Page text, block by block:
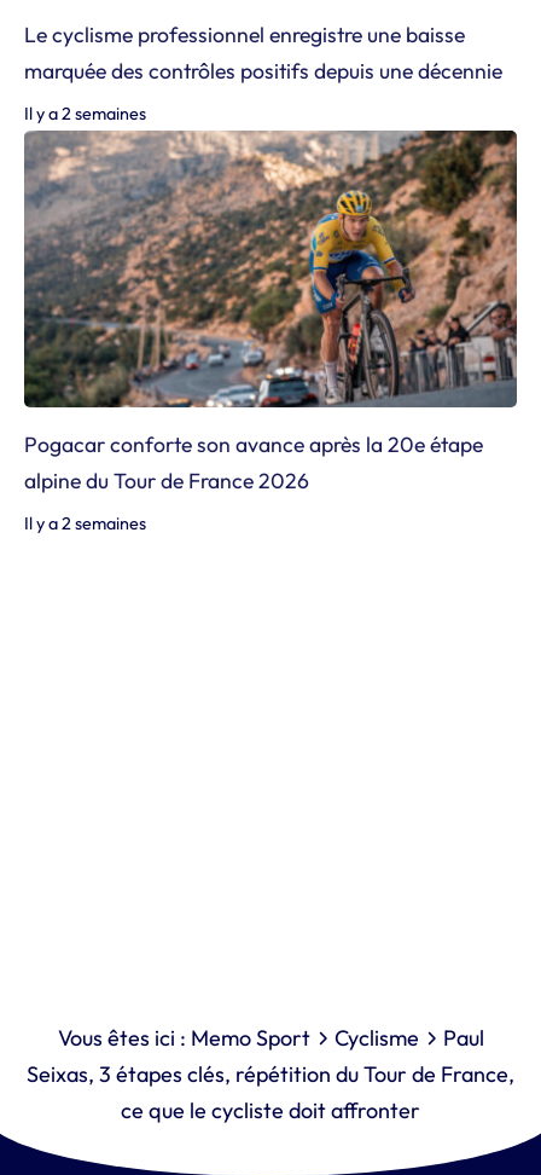
Le cyclisme professionnel enregistre une baisse
marquée des contrôles positifs depuis une décennie
Il y a 2 semaines
Pogacar conforte son avance après la 20e étape
alpine du Tour de France 2026
Il y a 2 semaines
Vous êtes ici : Memo Sport Cyclisme
Paul
Seixas, 3 étapes clés, répétition du Tour de France,
ce que le cycliste doit affronter